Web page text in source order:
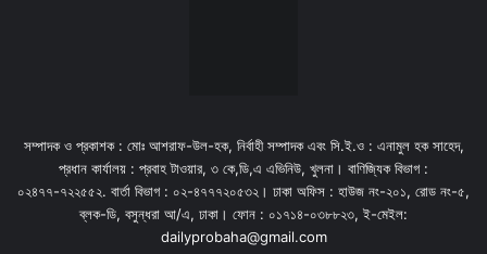
সম্পাদক ও প্রকাশক : মোঃ আশরাফ-উল-হক, নির্বাহী সম্পাদক এবং সি.ই.ও : এনামুল হক সাহেদ,
প্রধান কার্যালয় : প্রবাহ টাওয়ার, ৩ কে,ডি,এ এভিনিউ, খুলনা। বাণিজ্যিক বিভাগ :
০২৪৭৭-৭২২৫৫২. বার্তা বিভাগ : ০২-৪৭৭৭২০৫৩২। ঢাকা অফিস : হাউজ নং-২০১, রোড নং-৫,
ব্লক-ডি, বসুন্ধরা আ/এ, ঢাকা। ফোন : ০১৭১৪-০৩৮৮২৩, ই-মেইল:
dailyprobaha@gmail.com